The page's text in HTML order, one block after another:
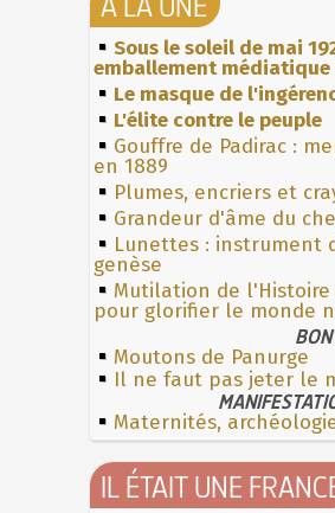
Sous le soleil de mai
emballement médiatique
Le masque de
L'élite contre le peuple
Gouffre de Padirac :
en 1889
Plumes, encriers et
Grandeur d'âme du
Lunettes : instrument
genèse
Mutilation de l'Histoire
pour glorifier le monde
Moutons de Panurge
Il ne faut pas jeter le
Maternités,
IL ÉTAIT UNE